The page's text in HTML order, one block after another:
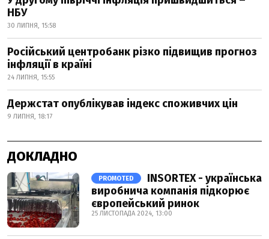
НБУ
30 ЛИПНЯ, 15:58
Російський центробанк різко підвищив прогноз
інфляції в країні
24 ЛИПНЯ, 15:55
Держстат опублікував індекс споживчих цін
9 ЛИПНЯ, 18:17
ДОКЛАДНО
PROMOTED
INSORTEX - українська
виробнича компанія підкорює
європейський ринок
25 ЛИСТОПАДА 2024, 13:00